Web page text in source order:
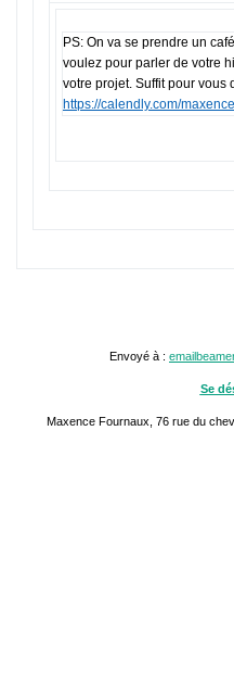
PS: On va se prendre un
voulez pour parler de votre
votre projet. Suffit pour vous
https://calendly.com/
Envoyé à :
Se
Maxence Fournaux, 76 rue du